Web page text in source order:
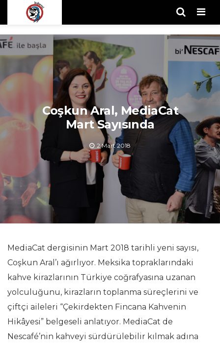
Coşkun Aral, MediaCat
Mart Sayısında
2 Mart 2018
MediaCat dergisinin Mart 2018 tarihli yeni sayısı,
Coşkun Aral’ı ağırlıyor. Meksika topraklarındaki
kahve kirazlarının Türkiye coğrafyasına uzanan
yolculuğunu, kirazların toplanma süreçlerini ve
çiftçi aileleri “Çekirdekten Fincana Kahvenin
Hikâyesi” belgeseli anlatıyor. MediaCat de
Nescafé’nin kahveyi sürdürülebilir kılmak adına